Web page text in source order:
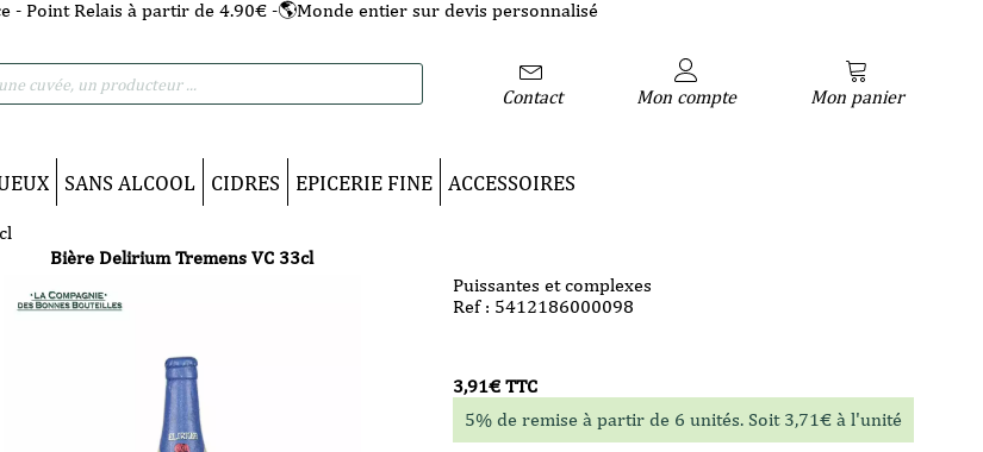
- Point Relais à partir de 4.90€ -🌎Monde entier sur devis personnalisé
Contact Mon compte Mon panier
SANS ALCOOL CIDRES EPICERIE FINE ACCESSOIRES
Bière Delirium Tremens VC 33cl
Puissantes et complexes
Ref : 5412186000098
3,91€ TTC
5% de remise à partir de 6 unités. Soit 3,71€ à l'unité